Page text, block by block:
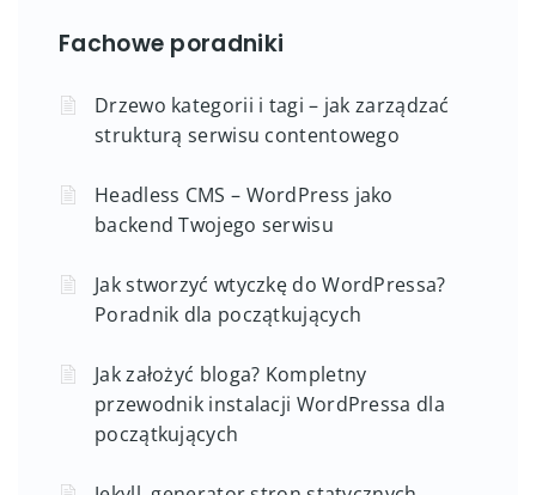
Fachowe poradniki
Drzewo kategorii i tagi – jak zarządzać
strukturą serwisu contentowego
Headless CMS – WordPress jako
backend Twojego serwisu
Jak stworzyć wtyczkę do WordPressa?
Poradnik dla początkujących
Jak założyć bloga? Kompletny
przewodnik instalacji WordPressa dla
początkujących